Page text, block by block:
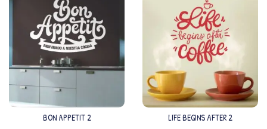
BON APPETIT 2 LIFE BEGINS AFTER 2